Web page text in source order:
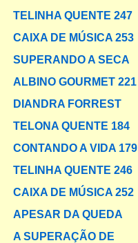
TELINHA QUENTE 247
CAIXA DE MÚSICA 253
SUPERANDO A SECA
ALBINO GOURMET 221
DIANDRA FORREST
TELONA QUENTE 184
CONTANDO A VIDA 179
TELINHA QUENTE 246
CAIXA DE MÚSICA 252
APESAR DA QUEDA
A SUPERAÇÃO DE